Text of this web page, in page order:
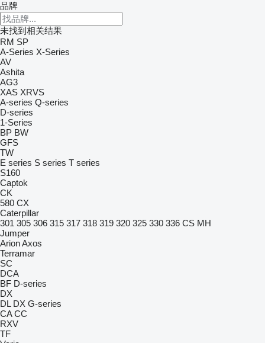
品牌
未找到相关结果
RM SP
A-Series X-Series
AV
Ashita
AG3
XAS XRVS
A-series Q-series
D-series
1-Series
BP BW
GFS
TW
E series S series T series
S160
Captok
CK
580 CX
Caterpillar
301 305 306 315 317 318 319 320 325 330 336 CS MH
Jumper
ArionAxos
Terramar
SC
DCA
BF D-series
DX
DL DX G-series
CA CC
RXV
TF